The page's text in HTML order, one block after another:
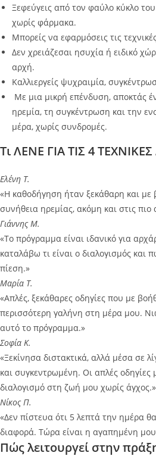
Ξεφεύγεις από τον φαύλο κύκλο
χωρίς φάρμακα.
Μπορείς να εφαρμόσεις τις
Δεν χρειάζεσαι ησυχία ή ειδικό
αρχή.
Καλλιεργείς ψυχραιμία,
Με μια μικρή επένδυση, αποκτάς
ηρεμία, τη συγκέντρωση και την
μέρα, χωρίς συνδρομές.
Τι ΛΕΝΕ ΓΙΑ ΤΙΣ 4
Ελένη Τ.
«Η καθοδήγηση ήταν ξεκάθαρη και με
συνήθεια ηρεμίας, ακόμη και στις πιο
Γιάννης Μ.
«Το πρόγραμμα είναι ιδανικό για
καταλάβω τι είναι ο διαλογισμός και
πίεση.»
Μαρία Τ.
«Απλές, ξεκάθαρες οδηγίες που με
περισσότερη γαλήνη στη μέρα μου.
αυτό το πρόγραμμα.»
Σοφία Κ.
«Ξεκίνησα διστακτικά, αλλά μέσα σε
και συγκεντρωμένη. Οι απλές
διαλογισμό στη ζωή μου χωρίς άγχος.»
Νίκος Π.
«Δεν πίστευα ότι 5 λεπτά την ημέρα
διαφορά. Τώρα είναι η αγαπημένη
Πώς λειτουργεί στην